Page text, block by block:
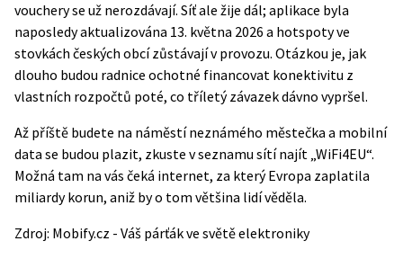
vouchery se už nerozdávají. Síť ale žije dál; aplikace byla
naposledy aktualizována 13. května 2026 a hotspoty ve
stovkách českých obcí zůstávají v provozu. Otázkou je, jak
dlouho budou radnice ochotné financovat konektivitu z
vlastních rozpočtů poté, co tříletý závazek dávno vypršel.
Až příště budete na náměstí neznámého městečka a mobilní
data se budou plazit, zkuste v seznamu sítí najít „WiFi4EU“.
Možná tam na vás čeká internet, za který Evropa zaplatila
miliardy korun, aniž by o tom většina lidí věděla.
Zdroj: Mobify.cz - Váš párťák ve světě elektroniky